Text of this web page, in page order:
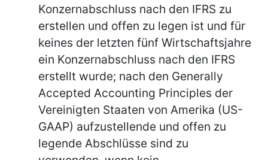
Konzernabschluss nach den IFRS zu
erstellen und offen zu legen ist und für
keines der letzten fünf Wirtschaftsjahre
ein Konzernabschluss nach den IFRS
erstellt wurde; nach den Generally
Accepted Accounting Principles der
Vereinigten Staaten von Amerika (US-
GAAP) aufzustellende und offen zu
legende Abschlüsse sind zu